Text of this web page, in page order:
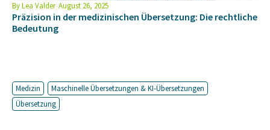
ByLea Valder August 26, 2025
Präzision in der medizinischen Übersetzung: Die rechtliche
Bedeutung
Medizin
Maschinelle Übersetzungen & KI-Übersetzungen
Übersetzung